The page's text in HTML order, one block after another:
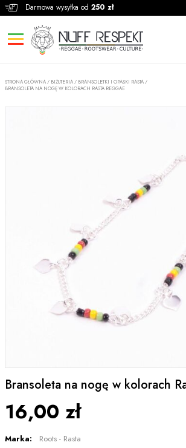
Darmowa wysyłka od 250 zł
STRONA GŁÓWNA / BIŻUTERIA / BRANSOLETKI I OPASKI RASTA /
BRANSOLETA NA NOGĘ W KOLORACH RASTA REGGAE
Bransoleta na nogę w kolorach
16,00 zł
Marka:
Roots - Rasta